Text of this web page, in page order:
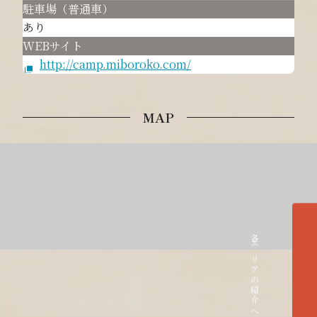
駐車場（普通車）
あり
WEBサイト
http://camp.miboroko.com/
MAP
各エリアの紹介へ